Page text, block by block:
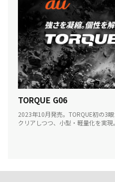
TORQUE G06
2023年10月発売。TORQUE初の3
クリアしつつ、小型・軽量化を実現。